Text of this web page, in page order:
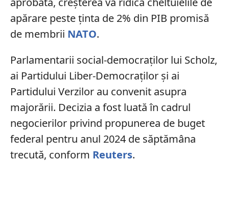
apărare peste ținta de 2% din PIB promisă
de membrii NATO.
Parlamentarii social-democraților lui Scholz,
ai Partidului Liber-Democraților și ai
Partidului Verzilor au convenit asupra
majorării. Decizia a fost luată în cadrul
negocierilor privind propunerea de buget
federal pentru anul 2024 de săptămâna
trecută, conform Reuters.